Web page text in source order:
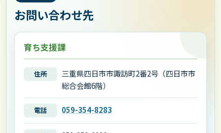
お問い合わせ先
育ち支援課
住所
三重県四日市市諏訪町2番2号（四日市市
総合会館6階）
電話 059-354-8283